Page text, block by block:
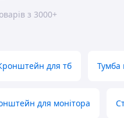
з 3000+
для тб Тумба
для монітора